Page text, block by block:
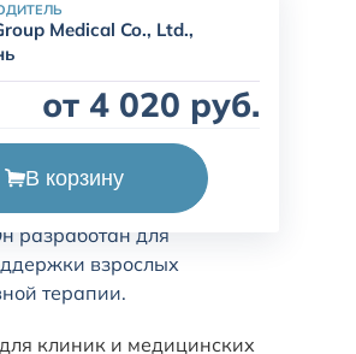
Medical Co., Ltd.,
от 4 020 руб.
В корзину
полным аналогом
разработан для
взрослых
терапии.
клиник и медицинских